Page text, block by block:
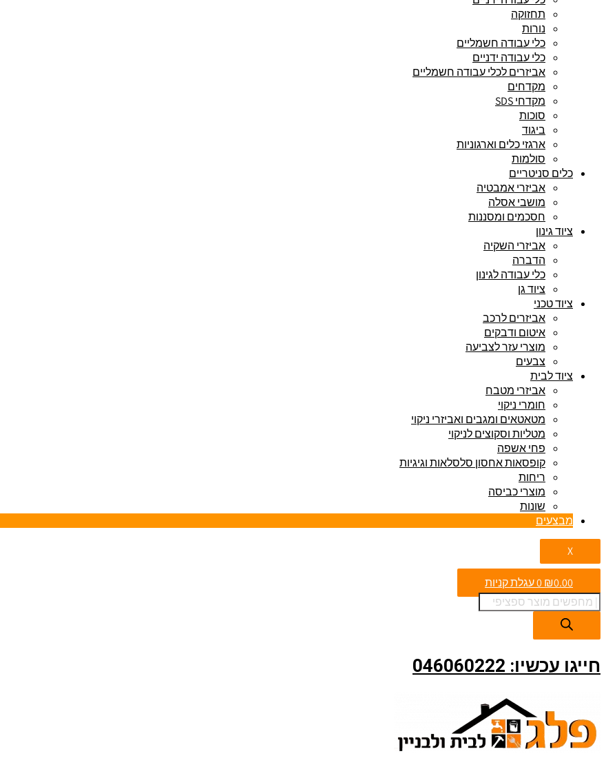
תחזוקה
נורות
כלי עבודה חשמליים
כלי עבודה ידניים
אביזרים לכלי עבודה חשמליים
מקדחים
מקדחי SDS
סוכות
ביגוד
ארגזי כלים וארגוניות
סולמות
כלים סניטריים
אביזרי אמבטיה
מושבי אסלה
חסכמים ומסננות
ציוד גינון
אביזרי השקיה
הדברה
כלי עבודה לגינון
ציוד גן
ציוד טכני
אביזרים לרכב
איטום ודבקים
מוצרי עזר לצביעה
צבעים
ציוד לבית
אביזרי מטבח
חומרי ניקוי
מטאטאים ומגבים ואביזרי ניקוי
מטליות וסקוצים לניקוי
פחי אשפה
קופסאות אחסון סלסלאות וגיגיות
ריחות
מוצרי כביסה
שונות
מבצעים
X
₪0.00
0עגלת קניות
חייגו עכשיו: 046060222